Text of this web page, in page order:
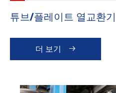
튜브/플레이트 열교환기
더 보기 